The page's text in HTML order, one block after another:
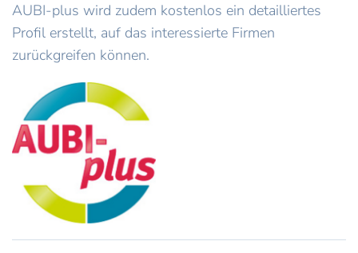
AUBI-plus wird zudem kostenlos ein detailliertes
Profil erstellt, auf das interessierte Firmen
zurückgreifen können.